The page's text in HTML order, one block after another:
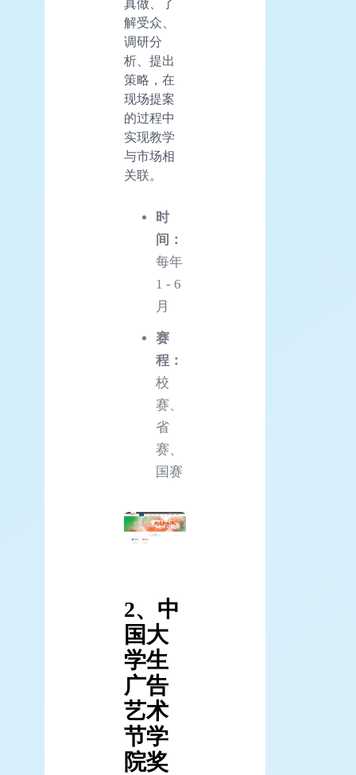
真做、了
解受众、
调研分
析、提出
策略，在
现场提案
的过程中
实现教学
与市场相
关联。
时
间：
每年
1 - 6
月
赛
程：
校
赛、
省
赛、
国赛
2、中
国大
学生
广告
艺术
节学
院奖